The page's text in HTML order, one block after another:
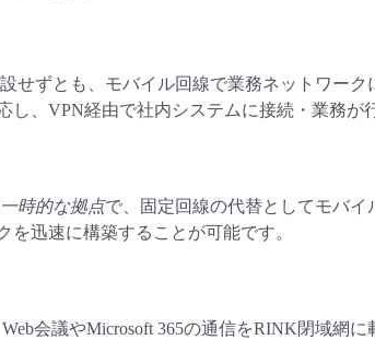
せずとも、モバイル回線で業務ネットワー
、VPN経由で社内システムに接続・業務が
一時的な拠点で、固定回線の代替としてモバ
迅速に構築することが可能です。
会議やMicrosoft 365の通信をRINK閉域網